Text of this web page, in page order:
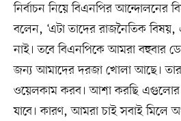
নির্বাচন নিয়ে বিএনপির আন্দোলনের
বলেন, ‘এটা তাদের রাজনৈতিক
নাই। তবে বিএনপিকে আমরা বহুবার
জন্য আমাদের দরজা খোলা আছে।
ওয়েলকাম করব। আশা করছি এগুলোর
যাবে। কারণ, আমরা চাই সবাই মিলে